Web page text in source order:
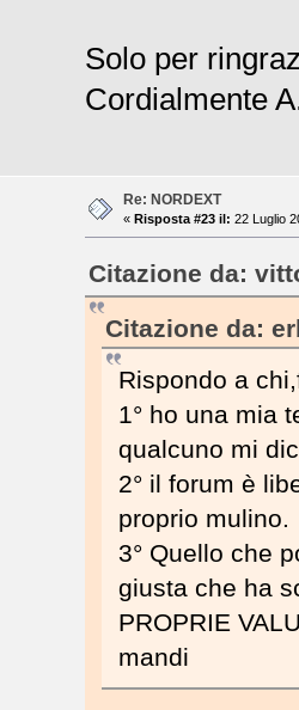
Solo per
Cordialmente
Re: NORDEXT
« Risposta #23 il: 22 Luglio
Citazione da:
Citazione da:
Rispondo a
1° ho una mia
qualcuno mi
2° il forum è
proprio mulino.
3° Quello che
giusta che ha
PROPRIE
mandi